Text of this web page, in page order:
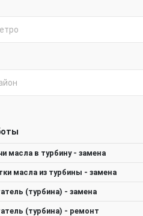
масла в турбину - замена
масла из турбины - замена
(турбина) - замена
(турбина) - ремонт